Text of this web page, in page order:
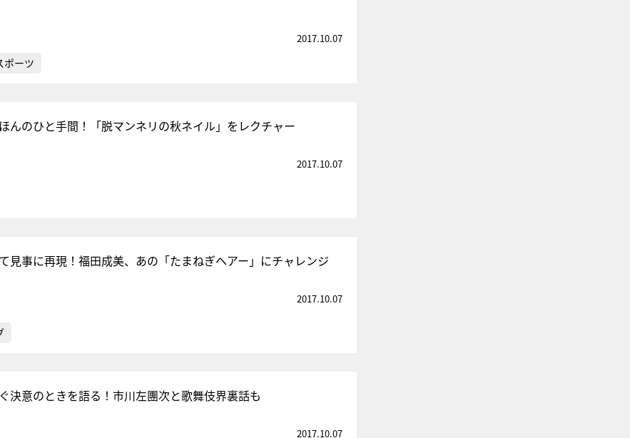
2017.10.07
ポーツ
んのひと手間！「脱マンネリの秋ネイル」をレクチャー
2017.10.07
見事に再現！福田成美、あの「たまねぎヘアー」にチャレンジ
2017.10.07
決意のときを語る！市川左團次と歌舞伎界裏話も
2017.10.07